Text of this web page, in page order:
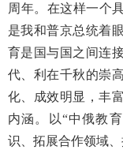
周年。在这样一个
是我和普京总统着
育是国与国之间连
代、利在千秋的崇
化、成效明显，丰
内涵。以“中俄教
识、拓展合作领域、